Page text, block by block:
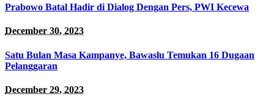
Prabowo Batal Hadir di Dialog Dengan Pers, PWI Kecewa
December 30, 2023
Satu Bulan Masa Kampanye, Bawaslu Temukan 16 Dugaan
Pelanggaran
December 29, 2023